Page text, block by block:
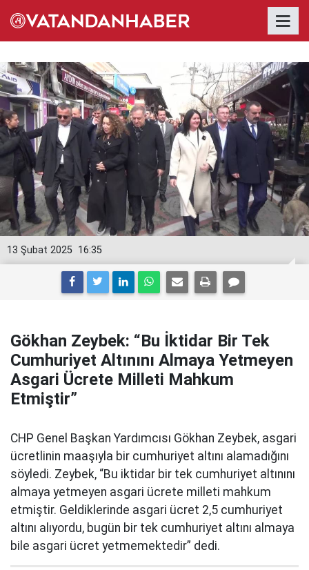
16:35
13 Şubat 2025
Gökhan Zeybek: “Bu İktidar Bir Tek
Cumhuriyet Altınını Almaya Yetmeyen
Asgari Ücrete Milleti Mahkum
Etmiştir”
CHP Genel Başkan Yardımcısı Gökhan Zeybek, asgari
ücretlinin maaşıyla bir cumhuriyet altını alamadığını
söyledi. Zeybek, “Bu iktidar bir tek cumhuriyet altınını
almaya yetmeyen asgari ücrete milleti mahkum
etmiştir. Geldiklerinde asgari ücret 2,5 cumhuriyet
altını alıyordu, bugün bir tek cumhuriyet altını almaya
bile asgari ücret yetmemektedir” dedi.